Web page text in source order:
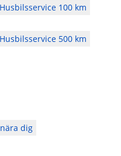
100 km
500 km
dig